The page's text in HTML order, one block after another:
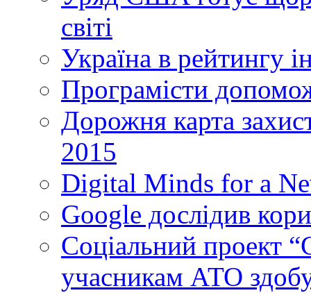
світі
Україна в рейтингу
Програмісти
Дорожня карта
2015
Digital Minds for a
Google дослідив
Cоціальний проект
учасникам АТО